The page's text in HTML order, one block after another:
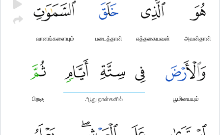
அவன்தான்
எத்தகையவன்
படைத்தான்
வானங்களையும்
பூமியையும்
ஆறு நாள்களில்
பிறகு